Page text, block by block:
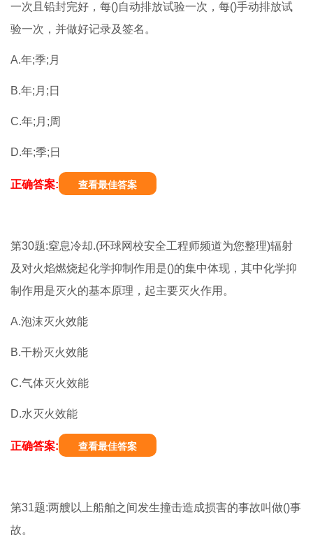
一次且铅封完好，每()自动排放试验一次，每()手动排放试
验一次，并做好记录及签名。
A.年;季;月
B.年;月;日
C.年;月;周
D.年;季;日
正确答案: 查看最佳答案
第30题:窒息冷却.(环球网校安全工程师频道为您整理)辐射
及对火焰燃烧起化学抑制作用是()的集中体现，其中化学抑
制作用是灭火的基本原理，起主要灭火作用。
A.泡沫灭火效能
B.干粉灭火效能
C.气体灭火效能
D.水灭火效能
正确答案: 查看最佳答案
第31题:两艘以上船舶之间发生撞击造成损害的事故叫做()事
故。